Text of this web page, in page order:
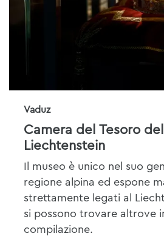
Vaduz
Camera del Tesoro del
Liechtenstein
Il museo è unico nel suo
regione alpina ed espone
strettamente legati al
si possono trovare altrove
compilazione.